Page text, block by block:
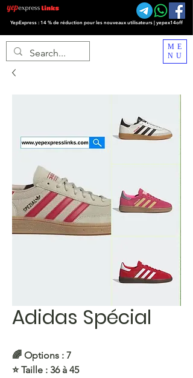
YepExpress : 14 % de réduction pour les nouveaux utilisateurs | yepex14off
ME
NU
Adidas Spécial
🌈 Options : 7
⭐️ Taille : 36 à 45